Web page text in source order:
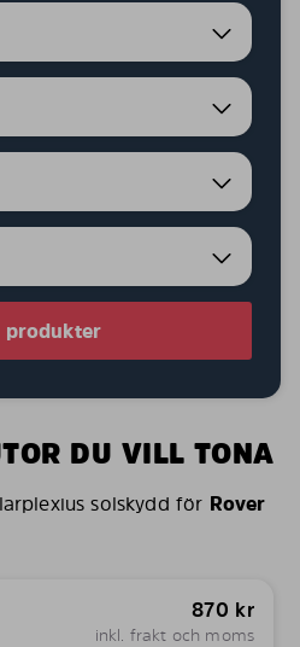
produkter
DU VILL TONA
solskydd för Rover
870 kr
inkl. frakt och moms